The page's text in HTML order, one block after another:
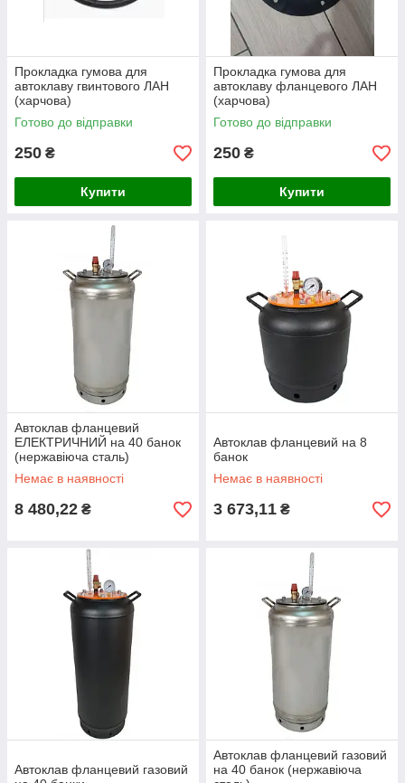
Прокладка гумова для
автоклаву гвинтового ЛАН
(харчова)
Готово до відправки
250 ₴
Купити
Прокладка гумова для
автоклаву фланцевого ЛАН
(харчова)
Готово до відправки
250 ₴
Купити
Автоклав фланцевий
ЕЛЕКТРИЧНИЙ на 40 банок
(нержавіюча сталь)
Немає в наявності
8 480,22 ₴
Автоклав фланцевий на 8
банок
Немає в наявності
3 673,11 ₴
Автоклав фланцевий газовий
Автоклав фланцевий газовий
на 40 банок (нержавіюча